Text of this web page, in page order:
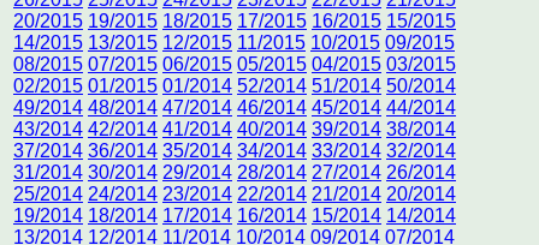
20/2015 19/2015 18/2015 17/2015 16/2015 15/2015
14/2015 13/2015 12/2015 11/2015 10/2015 09/2015
08/2015 07/2015 06/2015 05/2015 04/2015 03/2015
02/2015 01/2015 01/2014 52/2014 51/2014 50/2014
49/2014 48/2014 47/2014 46/2014 45/2014 44/2014
43/2014 42/2014 41/2014 40/2014 39/2014 38/2014
37/2014 36/2014 35/2014 34/2014 33/2014 32/2014
31/2014 30/2014 29/2014 28/2014 27/2014 26/2014
25/2014 24/2014 23/2014 22/2014 21/2014 20/2014
19/2014 18/2014 17/2014 16/2014 15/2014 14/2014
13/2014 12/2014 11/2014 10/2014 09/2014 07/2014